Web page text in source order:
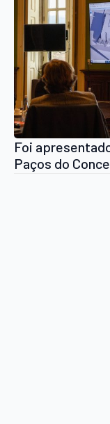
Foi
Paços do